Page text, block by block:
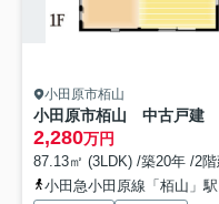
小田原市栢山
小田原市栢山 中古戸建
2,280万円
87.13㎡ (3LDK) /築20年 /2階
小田急小田原線「栢山」